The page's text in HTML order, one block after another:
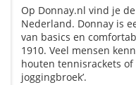
Op Donnay.nl vind je
Nederland. Donnay is
van basics en
1910. Veel mensen
houten tennisrackets of
joggingbroek’.